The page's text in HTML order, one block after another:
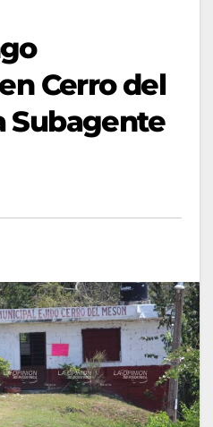
Cerro del
Subagente